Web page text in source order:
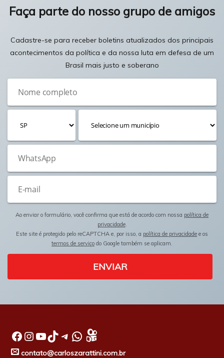
Faça parte do nosso grupo de amigos
Cadastre-se para receber boletins atualizados dos principais
acontecimentos da política e da nossa luta em defesa de um
Brasil mais justo e soberano
Ao enviar o formulário, você confirma que está de acordo com nossa política de
privacidade.
Este site é protegido pelo reCAPTCHA e, por isso, a política de privacidade e os
termos de serviço do Google também se aplicam.
ENVIAR
Facebook InstagramYoutube TikTok Telegram WhatsApp
contato@carloszarattini.com.br